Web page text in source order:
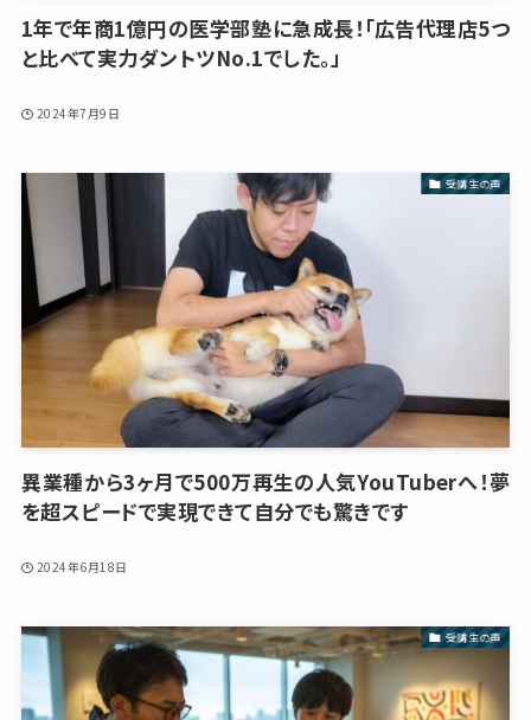
1年で年商1億円の医学部塾に急成長！「広告代理店5つ
と比べて実力ダントツNo.1でした。」
2024年7月9日
受講生の声
異業種から3ヶ月で500万再生の人気YouTuberへ！夢
を超スピードで実現できて自分でも驚きです
2024年6月18日
受講生の声